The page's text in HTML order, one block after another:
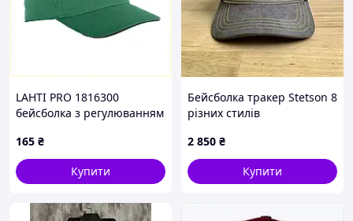
LAHTI PRO 1816300
бейсболка з регулюванням
165 ₴
Купити
Бейсболка тракер Stetson 8
різних стилів
2 850 ₴
Купити